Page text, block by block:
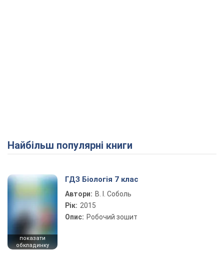
Найбільш популярні книги
показати
обкладинку
ГДЗ Біологія 7 клас
Автори: В. І. Соболь
Рік: 2015
Опис: Робочий зошит